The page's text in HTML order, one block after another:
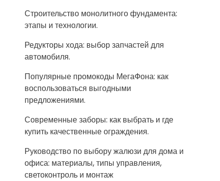
Строительство монолитного фундамента:
этапы и технологии.
Редукторы хода: выбор запчастей для
автомобиля.
Популярные промокоды МегаФона: как
воспользоваться выгодными
предложениями.
Современные заборы: как выбрать и где
купить качественные ограждения.
Руководство по выбору жалюзи для дома и
офиса: материалы, типы управления,
светоконтроль и монтаж